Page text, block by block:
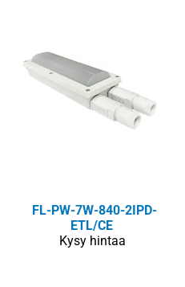
FL-PW-7W-840-2IPD-
ETL/CE
Kysy hintaa